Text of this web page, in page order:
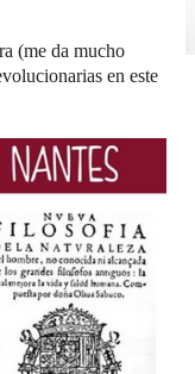
(me da mucho
en este